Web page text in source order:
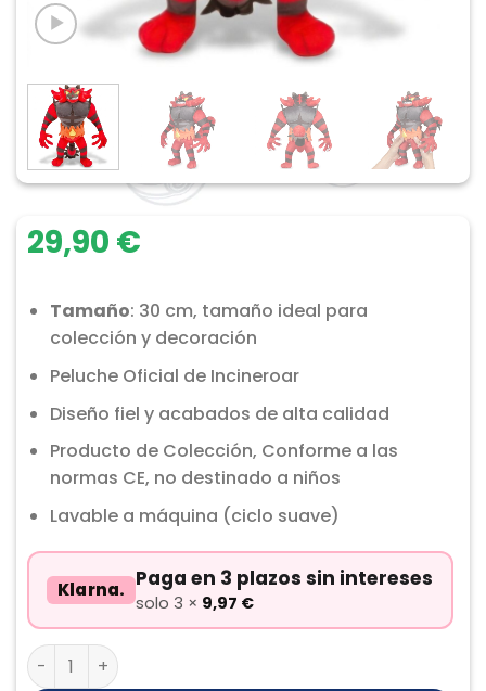
29,90 €
Tamaño: 30 cm, tamaño ideal para
colección y decoración
Peluche Oficial de Incineroar
Diseño fiel y acabados de alta calidad
Producto de Colección, Conforme a las
normas CE, no destinado a niños
Lavable a máquina (ciclo suave)
Klarna. Paga en 3 plazos sin intereses
solo 3 × 9,97 €
Incineroar Peluche cantidad